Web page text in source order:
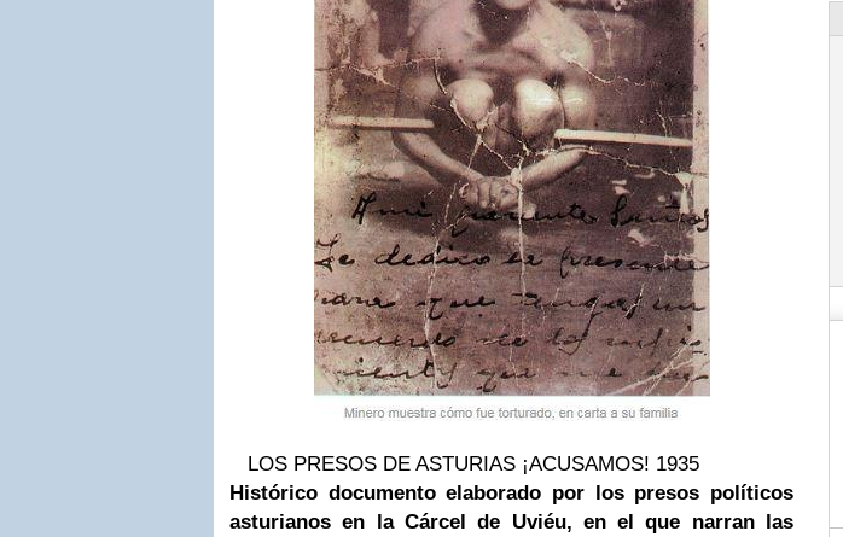
LOS PRESOS DE ASTURIAS ¡ACUSAMOS! 1935
Histórico documento elaborado por los presos políticos
asturianos en la Cárcel de Uviéu, en el que narran las